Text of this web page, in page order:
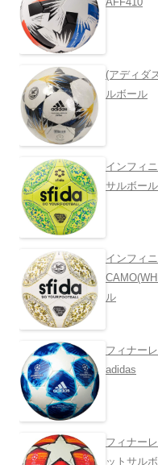
(アディダ
ルボール
インフィ
サルボール
インフィ
ル
フィナー
adidas
フィナー
ットサル